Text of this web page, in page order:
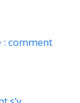
comment